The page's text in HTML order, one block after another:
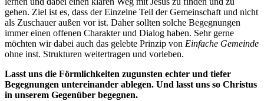
gehen. Ziel ist es, dass der Einzelne Teil der Gemeinschaft und nicht
als Zuschauer außen vor ist. Daher sollten solche Begegnungen
immer einen offenen Charakter und Dialog haben. Sehr gerne
möchten wir dabei auch das gelebte Prinzip von Einfache Gemeinde
ohne inst. Strukturen weitertragen und vorleben.
Lasst uns die Förmlichkeiten zugunsten echter und tiefer
Begegnungen untereinander ablegen. Und lasst uns so Christus
in unserem Gegenüber begegnen.